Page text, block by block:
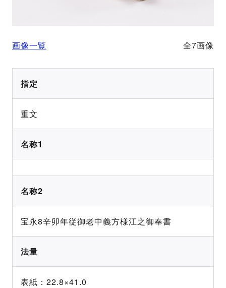
画像一覧 全7画像
指定
重文
名称1
名称2
宝永8辛卯年従御老中義方様江之御奉書
法量
表紙：22.8×41.0